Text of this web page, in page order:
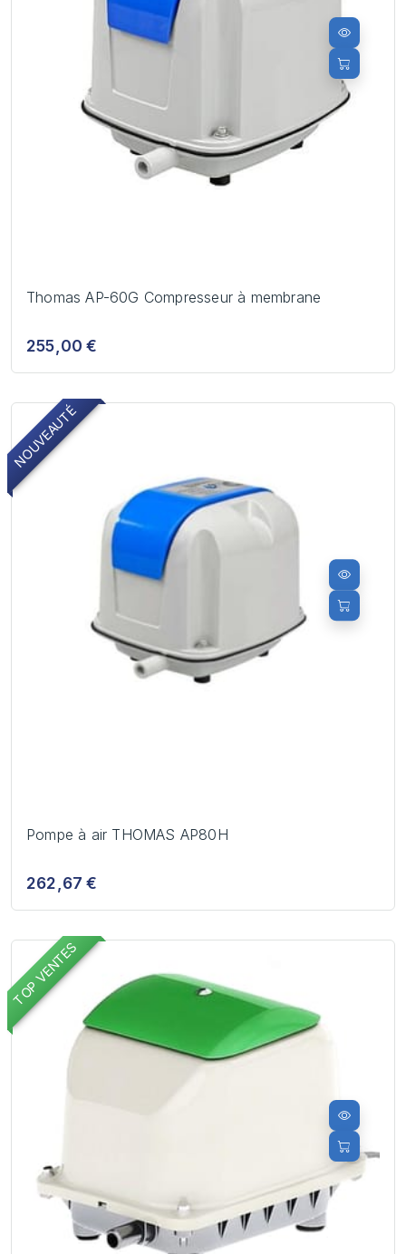
Thomas AP-60G Compresseur à membrane
255,00 €
NOUVEAUTÉ
Pompe à air THOMAS AP80H
262,67 €
TOP VENTES